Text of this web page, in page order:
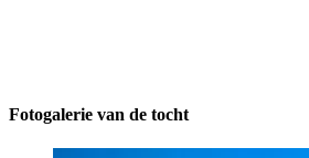
Fotogalerie van de tocht